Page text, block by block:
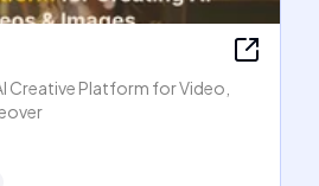
Creative Platform for Video,